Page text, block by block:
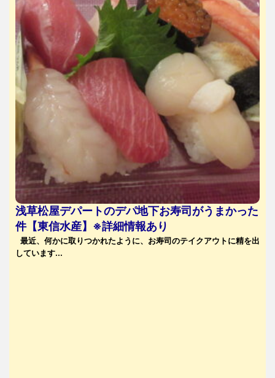
浅草松屋デパートのデパ地下お寿司がうまかった
件【東信水産】※詳細情報あり
最近、何かに取りつかれたように、お寿司のテイクアウトに精を出
しています...